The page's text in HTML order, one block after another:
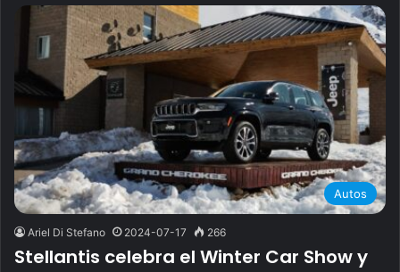
Autos
Ariel Di Stefano 2024-07-17 266
Stellantis celebra el Winter Car Show y